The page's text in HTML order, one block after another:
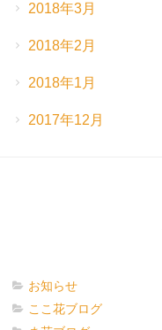
2018年3月
2018年2月
2018年1月
2017年12月
お知らせ
ここ花ブログ